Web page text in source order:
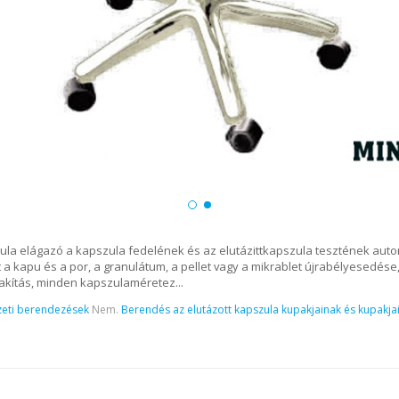
elágazó a kapszula fedelének és az elutázittkapszula tesztének
kapu és a por, a granulátum, a pellet vagy a mikrablet
minden kapszulaméretez...
berendezések Nem. Berendés az elutázott kapszula kupakjainak és